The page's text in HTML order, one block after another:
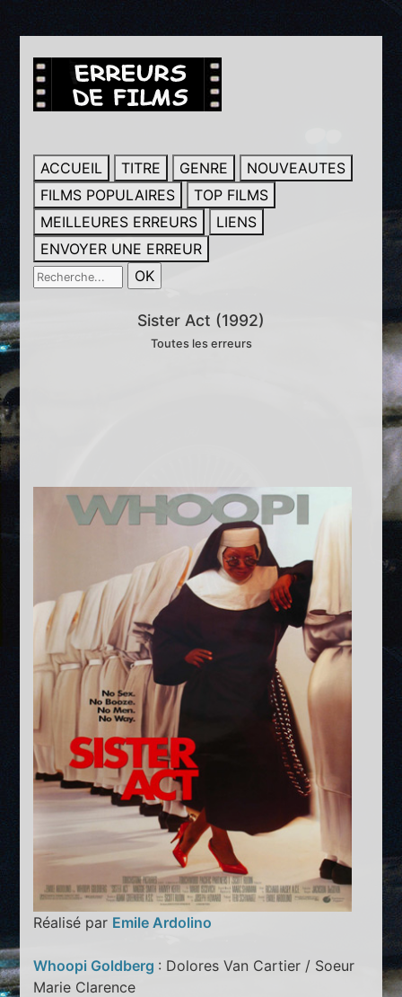
ACCUEIL TITRE GENRE
NOUVEAUTES
FILMS POPULAIRES
TOP FILMS
MEILLEURES ERREURS
LIENS
ENVOYER UNE ERREUR
Sister Act (1992)
Toutes les erreurs
Réalisé par Emile Ardolino
Whoopi Goldberg : Dolores Van Cartier / Soeur
Marie Clarence